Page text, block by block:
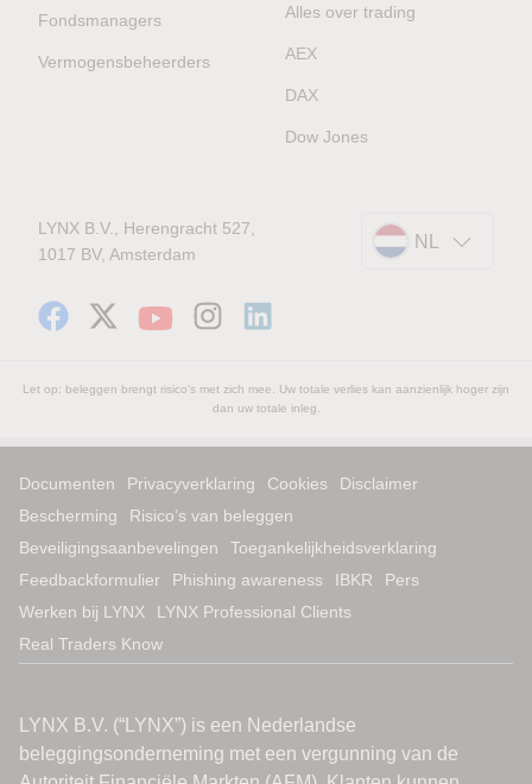
Fondsmanagers
Vermogensbeheerders
Alles over trading
AEX
DAX
Dow Jones
LYNX B.V., Herengracht 527,
1017 BV, Amsterdam
NL
Let op: beleggen brengt risico's met zich mee. Uw totale verlies kan aanzienlijk hoger zijn
dan uw totale inleg.
Documenten Privacyverklaring Cookies
Disclaimer
Bescherming
Risico’s van beleggen
Beveiligingsaanbevelingen
Toegankelijkheidsverklaring
Feedbackformulier
Phishing awareness IBKR
Pers
Werken bij LYNX
LYNX Professional Clients
Real Traders Know